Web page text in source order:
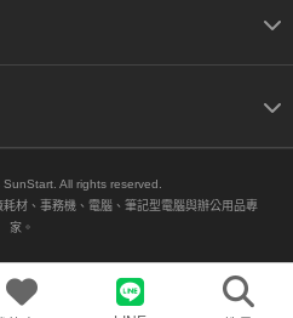
All rights reserved.
材、事務機、電腦、筆記型電腦與辦公用品專
家。